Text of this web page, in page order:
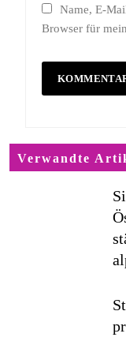
Name, E-
Browser für
Verwandte